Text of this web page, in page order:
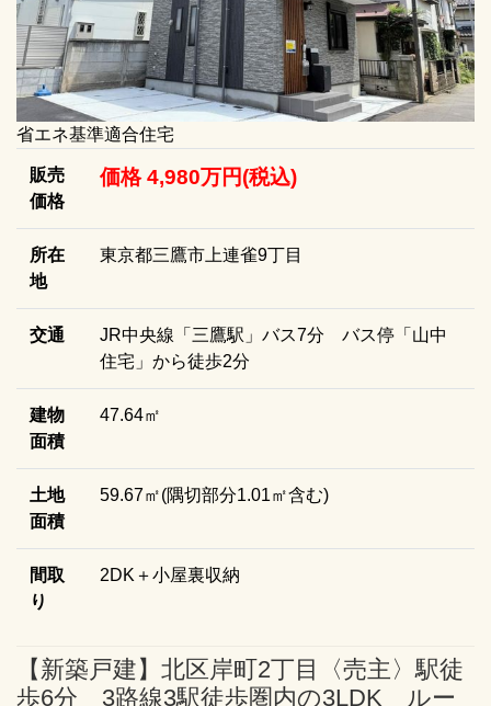
省エネ基準適合住宅
販売
価格
価格 4,980万円(税込)
所在
地
東京都三鷹市上連雀9丁目
交通
JR中央線「三鷹駅」バス7分 バス停「山中
住宅」から徒歩2分
建物
面積
47.64㎡
土地
面積
59.67㎡(隅切部分1.01㎡含む)
間取
り
2DK＋小屋裏収納
【新築戸建】北区岸町2丁目〈売主〉駅徒
歩6分 3路線3駅徒歩圏内の3LDK ルー